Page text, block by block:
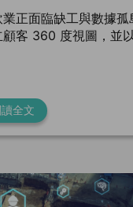
正面臨缺工與數據
客 360 度視圖，並
全文